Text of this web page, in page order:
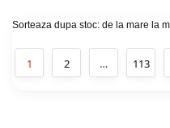
1 2 … 113